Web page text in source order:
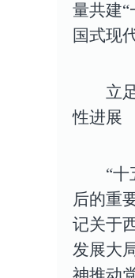
量共建
国式现
立
性进展
“
后的重
记关于
发展大